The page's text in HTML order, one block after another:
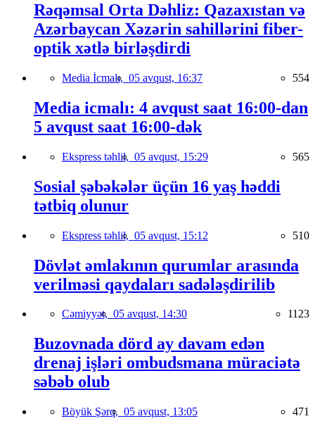
Rəqəmsal Orta Dəhliz: Qazaxıstan və
Azərbaycan Xəzərin sahillərini fiber-
optik xətlə birləşdirdi
Media İcmalı, 05 avqust, 16:37 554
Media icmalı: 4 avqust saat 16:00-dan
5 avqust saat 16:00-dək
Ekspress təhlil, 05 avqust, 15:29 565
Sosial şəbəkələr üçün 16 yaş həddi
tətbiq olunur
Ekspress təhlil, 05 avqust, 15:12 510
Dövlət əmlakının qurumlar arasında
verilməsi qaydaları sadələşdirilib
Cəmiyyət, 05 avqust, 14:30 1123
Buzovnada dörd ay davam edən
drenaj işləri ombudsmana müraciətə
səbəb olub
Böyük Şərq, 05 avqust, 13:05 471